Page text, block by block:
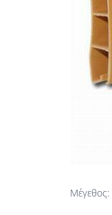
Μέγεθος: